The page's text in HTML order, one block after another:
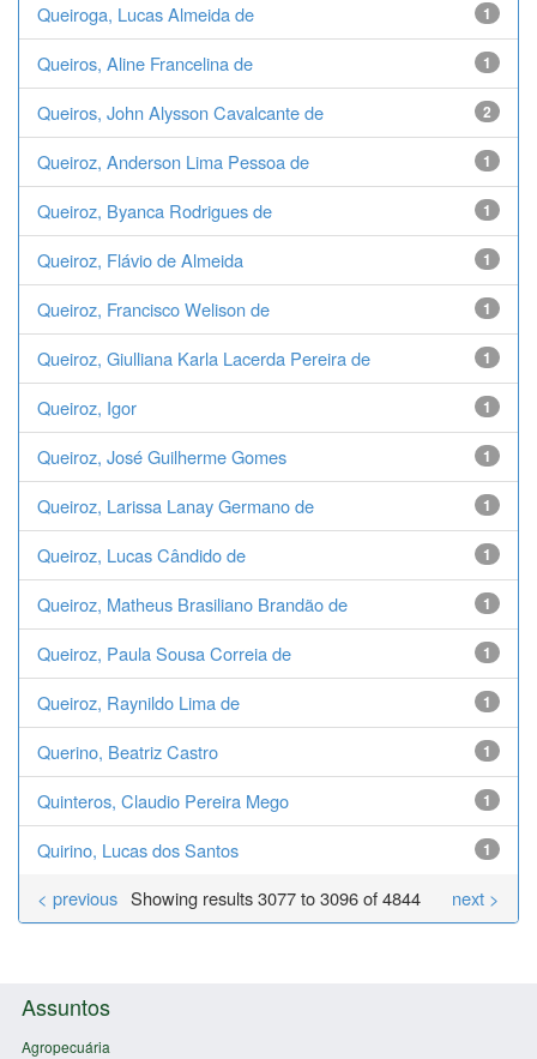
Queiroga, Lucas Almeida de 1
Queiros, Aline Francelina de 1
Queiros, John Alysson Cavalcante de 2
Queiroz, Anderson Lima Pessoa de 1
Queiroz, Byanca Rodrigues de 1
Queiroz, Flávio de Almeida 1
Queiroz, Francisco Welison de 1
Queiroz, Giulliana Karla Lacerda Pereira de 1
Queiroz, Igor 1
Queiroz, José Guilherme Gomes 1
Queiroz, Larissa Lanay Germano de 1
Queiroz, Lucas Cândido de 1
Queiroz, Matheus Brasiliano Brandão de 1
Queiroz, Paula Sousa Correia de 1
Queiroz, Raynildo Lima de 1
Querino, Beatriz Castro 1
Quinteros, Claudio Pereira Mego 1
Quirino, Lucas dos Santos 1
Showing results 3077 to 3096 of 4844
< previous next >
Assuntos
Agropecuária